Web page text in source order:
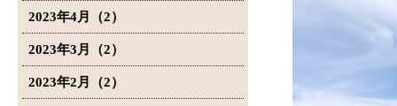
2023年4月（2）
2023年3月（2）
2023年2月（2）